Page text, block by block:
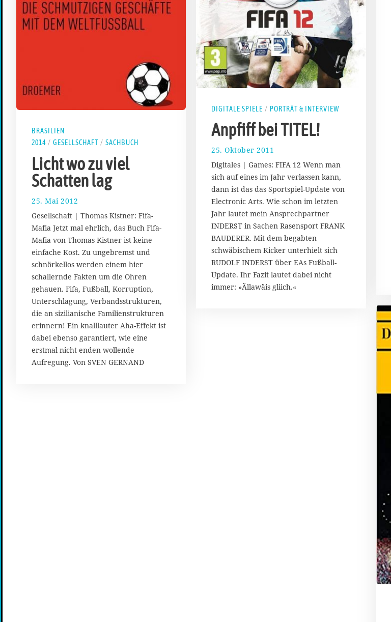
BRASILIEN
2014 / GESELLSCHAFT / SACHBUCH
Licht wo zu viel
Schatten lag
25. Mai 2012
J
u
n
i
2
0
1
4
Gesellschaft | Thomas Kistner: Fifa-
Mafia Jetzt mal ehrlich, das Buch Fifa-
Mafia von Thomas Kistner ist keine
einfache Kost. Zu ungebremst und
schnörkellos werden einem hier
schallernde Fakten um die Ohren
gehauen. Fifa, Fußball, Korruption,
Unterschlagung, Verbandsstrukturen,
die an sizilianische Familienstrukturen
erinnern! Ein knalllauter Aha-Effekt ist
dabei ebenso garantiert, wie eine
erstmal nicht enden wollende
Aufregung. Von SVEN GERNAND
DIGITALE SPIELE / PORTRÄT & INTERVIEW
Anpfiff bei TITEL!
25. Oktober 2011
3
.
S
e
p
t
m
b
e
r
2
0
1
Digitales | Games: FIFA 12 Wenn man
sich auf eines im Jahr verlassen kann,
dann ist das das Sportspiel-Update von
Electronic Arts. Wie schon im letzten
Jahr lautet mein Ansprechpartner
INDERST in Sachen Rasensport FRANK
BAUDERER. Mit dem begabten
schwäbischem Kicker unterhielt sich
RUDOLF INDERST über EAs Fußball-
Update. Ihr Fazit lautet dabei nicht
immer: »Ällawäis gliich.«